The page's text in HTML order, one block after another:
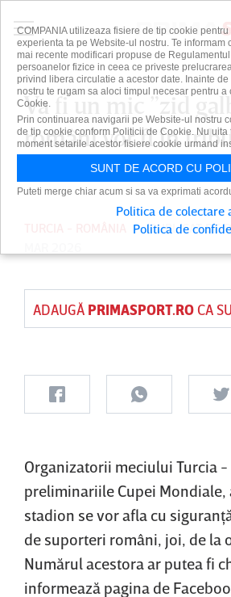
Va fi un mic ”zid
români vor fi în
Istanbul
PUBLICAT DE
ADAUGĂ PRIMASPORT.ROCA
Organizatorii meciului Turcia
preliminariile Cupei Mondiale,
stadion se vor afla cu
de suporteri români, joi, de la
Numărul acestora ar putea fi
informează pagina de
COMPANIA utilizeaza fisiere de tip cookie
experienta ta pe Website-ul nostru. Te
mai recente modificari propuse de
persoanelor fizice in ceea ce priveste
privind libera circulatie a acestor date. Inainte
nostru te rugam sa aloci timpul necesar pentru
Cookie.
Prin continuarea navigarii pe Website-ul nostru
de tip cookie conform Politicii de Cookie. Nu
moment setarile acestor fisiere cookie urmand
SUNT DE ACORD CU
Puteti merge chiar acum si sa va exprimati
Politica de colectare
Politica de